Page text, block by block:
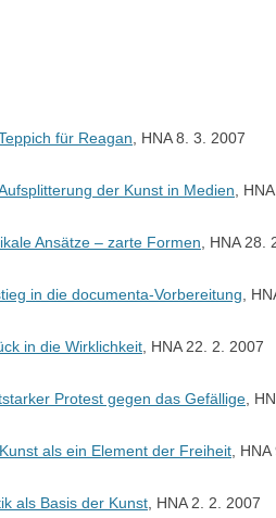
für Reagan , HNA 8. 3. 2007
der Kunst in Medien ,
Ansätze – zarte Formen , HNA 28.
in die documenta-Vorbereitung ,
in die Wirklichkeit , HNA 22. 2. 2007
Protest gegen das Gefällige ,
als ein Element der Freiheit ,
als Basis der Kunst , HNA 2. 2. 2007